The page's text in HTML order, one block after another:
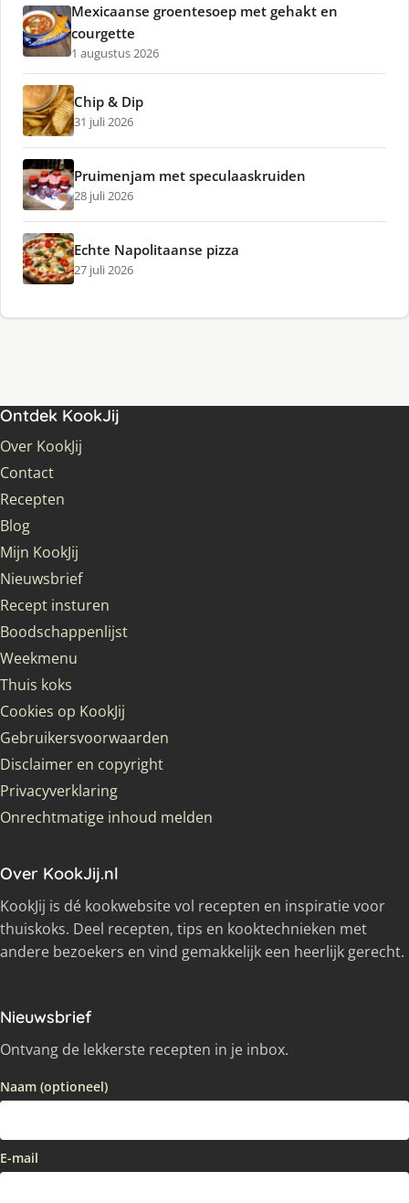
Mexicaanse groentesoep met gehakt en
courgette
1 augustus 2026
Chip & Dip
31 juli 2026
Pruimenjam met speculaaskruiden
28 juli 2026
Echte Napolitaanse pizza
27 juli 2026
Ontdek KookJij
Over KookJij
Contact
Recepten
Blog
Mijn KookJij
Nieuwsbrief
Recept insturen
Boodschappenlijst
Weekmenu
Thuis koks
Cookies op KookJij
Gebruikersvoorwaarden
Disclaimer en copyright
Privacyverklaring
Onrechtmatige inhoud melden
Over KookJij.nl
KookJij is dé kookwebsite vol recepten en inspiratie voor
thuiskoks. Deel recepten, tips en kooktechnieken met
andere bezoekers en vind gemakkelijk een heerlijk gerecht.
Nieuwsbrief
Ontvang de lekkerste recepten in je inbox.
Naam (optioneel)
E-mail